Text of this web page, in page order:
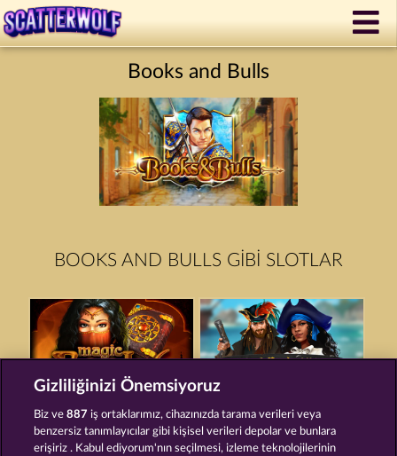
Books and Bulls
BOOKS AND BULLS GIBI SLOTLAR
Gizliliğinizi Önemsiyoruz
Biz ve887 iş ortaklarımız, cihazınızda tarama verileri veya
benzersiz tanımlayıcılar gibi kişisel verileri depolar ve bunlara
erişiriz . Kabul ediyorum'nın seçilmesi, izleme teknolojilerinin